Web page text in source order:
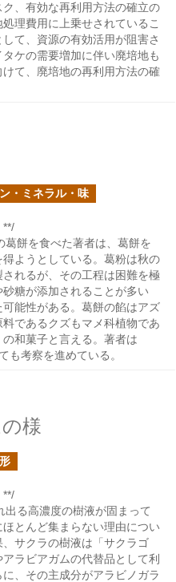
、有効な再利用方法の確立の
理費用に上乗せされているこ
て、資源の有効活用が阻害さ
ケの需要増加に伴い廃培地も
て、廃培地の再利用方法の確
・ミネラル・味
**/
餅を食べた著者は、葛餅を
ようとしている。葛粉は秋の
れるが、その工程は困難を極
糖が添加されることが多い
能性がある。葛餅の餡はアズ
であるクズもマメ科植物であ
和菓子と言える。著者は
も考察を進めている。
様
**/
る高濃度の樹液が固まって
とんど集まらない理由につい
サクラの樹液は「サクラゴ
ラビアガムの代替品として利
、その主成分がアラビノガラ